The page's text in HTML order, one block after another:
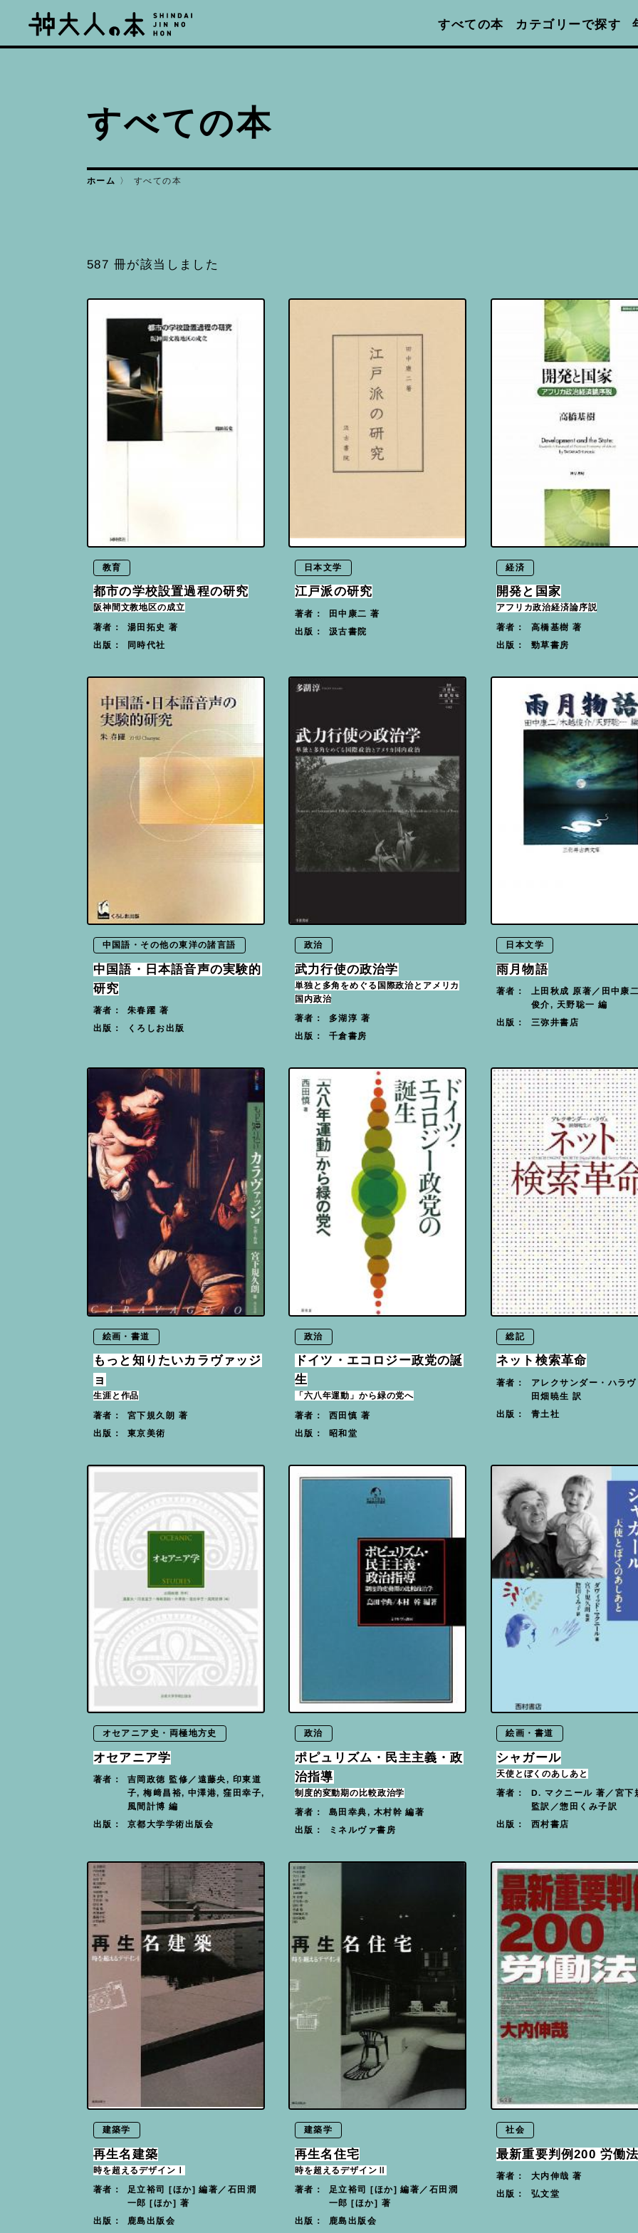
すべての本 カテゴリーで探す
すべての本
ホーム すべての本
587 冊が該当しました
教育
都市の学校設置過程の研究
阪神間文教地区の成立
著者： 湯田拓史 著
出版： 同時代社
日本文学
江戸派の研究
著者： 田中康二 著
出版： 汲古書院
経済
開発と国家
アフリカ政治経済論序説
著者： 高橋基樹 著
出版： 勁草書房
中国語・その他の東洋の諸言語
中国語・日本語音声の実験的
研究
著者： 朱春躍 著
出版： くろしお出版
政治
武力行使の政治学
単独と多角をめぐる国際政治とアメリカ
国内政治
著者： 多湖淳 著
出版： 千倉書房
日本文学
雨月物語
著者： 上田秋成 原著／田中康
俊介, 天野聡一 編
出版： 三弥井書店
絵画・書道
もっと知りたいカラヴァッジ
ョ
生涯と作品
著者： 宮下規久朗 著
出版： 東京美術
政治
ドイツ・エコロジー政党の誕
生
「六八年運動」から緑の党へ
著者： 西田慎 著
出版： 昭和堂
総記
ネット検索革命
著者： アレクサンダー・ハラ
田畑暁生 訳
出版： 青土社
オセアニア史・両極地方史
オセアニア学
著者： 吉岡政徳 監修／遠藤央, 印東道
子, 梅﨑昌裕, 中澤港, 窪田幸子,
風間計博 編
出版： 京都大学学術出版会
政治
ポピュリズム・民主主義・政
治指導
制度的変動期の比較政治学
著者： 島田幸典, 木村幹 編著
出版： ミネルヴァ書房
絵画・書道
シャガール
天使とぼくのあしあと
著者： D. マクニール 著／宮下
監訳／惣田くみ子訳
出版： 西村書店
建築学
再生名建築
時を超えるデザインⅠ
著者： 足立裕司 [ほか] 編著／石田潤
一郎 [ほか] 著
出版： 鹿島出版会
建築学
再生名住宅
時を超えるデザインⅡ
著者： 足立裕司 [ほか] 編著／石田潤
一郎 [ほか] 著
出版： 鹿島出版会
社会
最新重要判例200 労働
著者： 大内伸哉 著
出版： 弘文堂